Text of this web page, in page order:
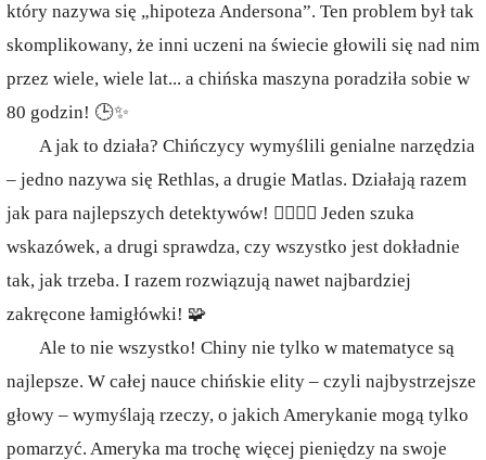
który nazywa się „hipoteza Andersona”. Ten problem był tak
skomplikowany, że inni uczeni na świecie głowili się nad nim
przez wiele, wiele lat... a chińska maszyna poradziła sobie w
80 godzin! 🕒✨
A jak to działa? Chińczycy wymyślili genialne narzędzia
– jedno nazywa się Rethlas, a drugie Matlas. Działają razem
jak para najlepszych detektywów! 🕵️‍♂️🕵️‍♀️ Jeden szuka
wskazówek, a drugi sprawdza, czy wszystko jest dokładnie
tak, jak trzeba. I razem rozwiązują nawet najbardziej
zakręcone łamigłówki! 🧩
Ale to nie wszystko! Chiny nie tylko w matematyce są
najlepsze. W całej nauce chińskie elity – czyli najbystrzejsze
głowy – wymyślają rzeczy, o jakich Amerykanie mogą tylko
pomarzyć. Ameryka ma trochę więcej pieniędzy na swoje